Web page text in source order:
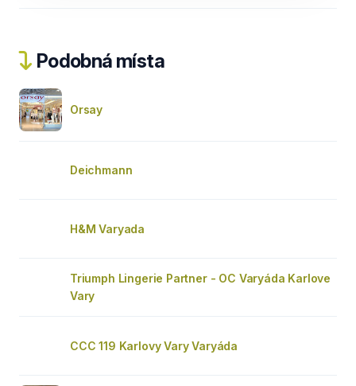
Podobná místa
Orsay
Deichmann
H&M Varyada
Triumph Lingerie Partner - OC Varyáda Karlove
Vary
CCC 119 Karlovy Vary Varyáda